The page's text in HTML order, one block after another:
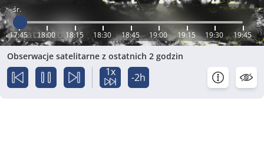
śr.
17:45 18:00 18:15 18:30 18:45 19:00 19:15 19:30 19:45
Obserwacje satelitarne z ostatnich 2 godzin
1x -2h